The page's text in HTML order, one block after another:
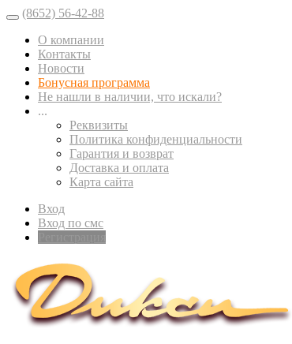
(8652) 56-42-88
О компании
Контакты
Новости
Бонусная программа
Не нашли в наличии, что искали?
...
Реквизиты
Политика конфиденциальности
Гарантия и возврат
Доставка и оплата
Карта сайта
Вход
Вход по смс